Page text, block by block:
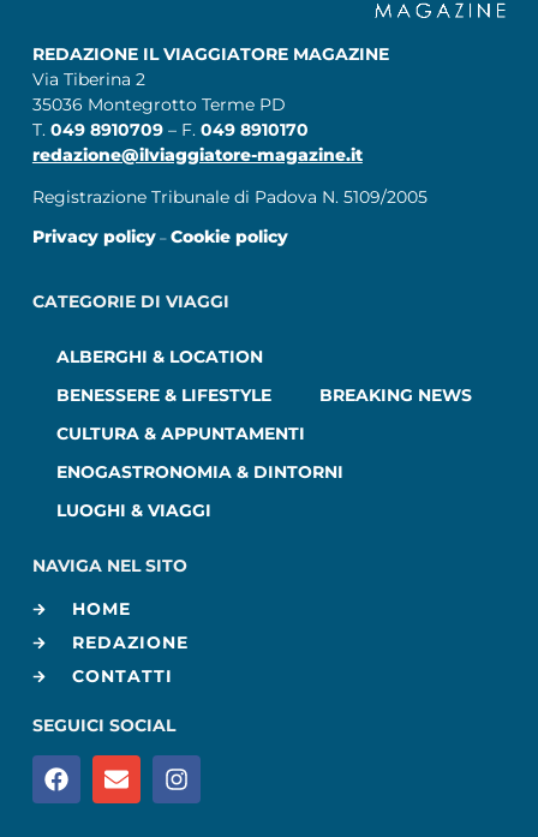
REDAZIONE IL VIAGGIATORE MAGAZINE
Via Tiberina 2
35036 Montegrotto Terme PD
T. 049 8910709 – F. 049 8910170
redazione@ilviaggiatore-magazine.it
Registrazione Tribunale di Padova N. 5109/2005
Privacy policy– Cookie policy
CATEGORIE DI VIAGGI
ALBERGHI & LOCATION
BENESSERE & LIFESTYLE
BREAKING NEWS
CULTURA & APPUNTAMENTI
ENOGASTRONOMIA & DINTORNI
LUOGHI & VIAGGI
NAVIGA NEL SITO
HOME
REDAZIONE
CONTATTI
SEGUICI SOCIAL